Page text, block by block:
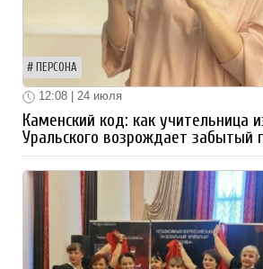
ПЕРСОНА
12:08 | 24 июля
Каменский код: как учительница
Уральского возрождает забытый